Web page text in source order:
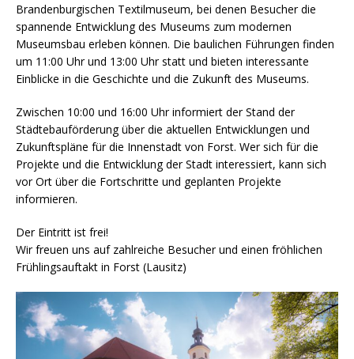
Brandenburgischen Textilmuseum, bei denen Besucher die
spannende Entwicklung des Museums zum modernen
Museumsbau erleben können. Die baulichen Führungen finden
um 11:00 Uhr und 13:00 Uhr statt und bieten interessante
Einblicke in die Geschichte und die Zukunft des Museums.
Zwischen 10:00 und 16:00 Uhr informiert der Stand der
Städtebauförderung über die aktuellen Entwicklungen und
Zukunftspläne für die Innenstadt von Forst. Wer sich für die
Projekte und die Entwicklung der Stadt interessiert, kann sich
vor Ort über die Fortschritte und geplanten Projekte
informieren.
Der Eintritt ist frei!
Wir freuen uns auf zahlreiche Besucher und einen fröhlichen
Frühlingsauftakt in Forst (Lausitz)